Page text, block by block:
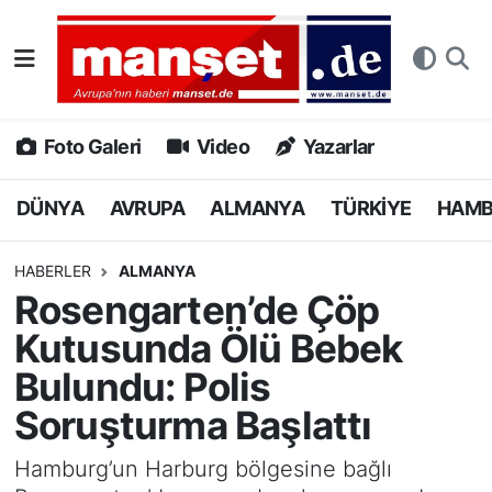
Foto Galeri Video Yazarlar
DÜNYA AVRUPA ALMANYA TÜRKİYE
HABERLER ALMANYA
Rosengarten’de Çöp
Kutusunda Ölü Bebek
Bulundu: Polis
Soruşturma Başlattı
Hamburg’un Harburg bölgesine bağlı
DÜNYA
AVRUPA
ALMANYA
HAMBURG
SPOR
DEUTSCH
EKONOMİ
Nöbetçi Eczaneler
Hava Durumu
Namaz Vakitleri
Puan Durumu ve Fikstür
Tüm Manşetler
Son Dakika Haberleri
Haber Arşivi